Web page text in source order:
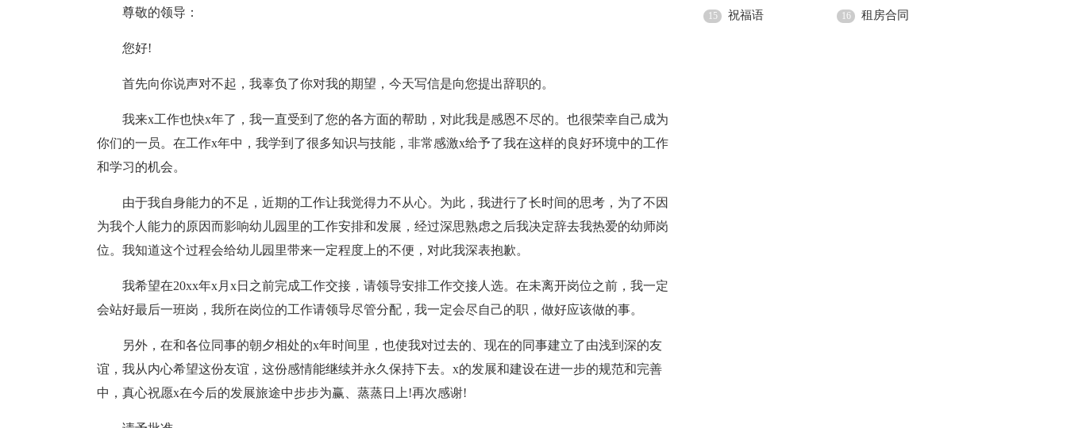
尊敬的领导：
您好!
首先向你说声对不起，我辜负了你对我的期望，今天写信是向您提出辞职的。
我来x工作也快x年了，我一直受到了您的各方面的帮助，对此我是感恩不尽的。也很荣幸自己成为
你们的一员。在工作x年中，我学到了很多知识与技能，非常感激x给予了我在这样的良好环境中的工作
和学习的机会。
由于我自身能力的不足，近期的工作让我觉得力不从心。为此，我进行了长时间的思考，为了不因
为我个人能力的原因而影响幼儿园里的工作安排和发展，经过深思熟虑之后我决定辞去我热爱的幼师岗
位。我知道这个过程会给幼儿园里带来一定程度上的不便，对此我深表抱歉。
我希望在20xx年x月x日之前完成工作交接，请领导安排工作交接人选。在未离开岗位之前，我一定
会站好最后一班岗，我所在岗位的工作请领导尽管分配，我一定会尽自己的职，做好应该做的事。
另外，在和各位同事的朝夕相处的x年时间里，也使我对过去的、现在的同事建立了由浅到深的友
谊，我从内心希望这份友谊，这份感情能继续并永久保持下去。x的发展和建设在进一步的规范和完善
中，真心祝愿x在今后的发展旅途中步步为赢、蒸蒸日上!再次感谢!
15 祝福语 16 租房合同